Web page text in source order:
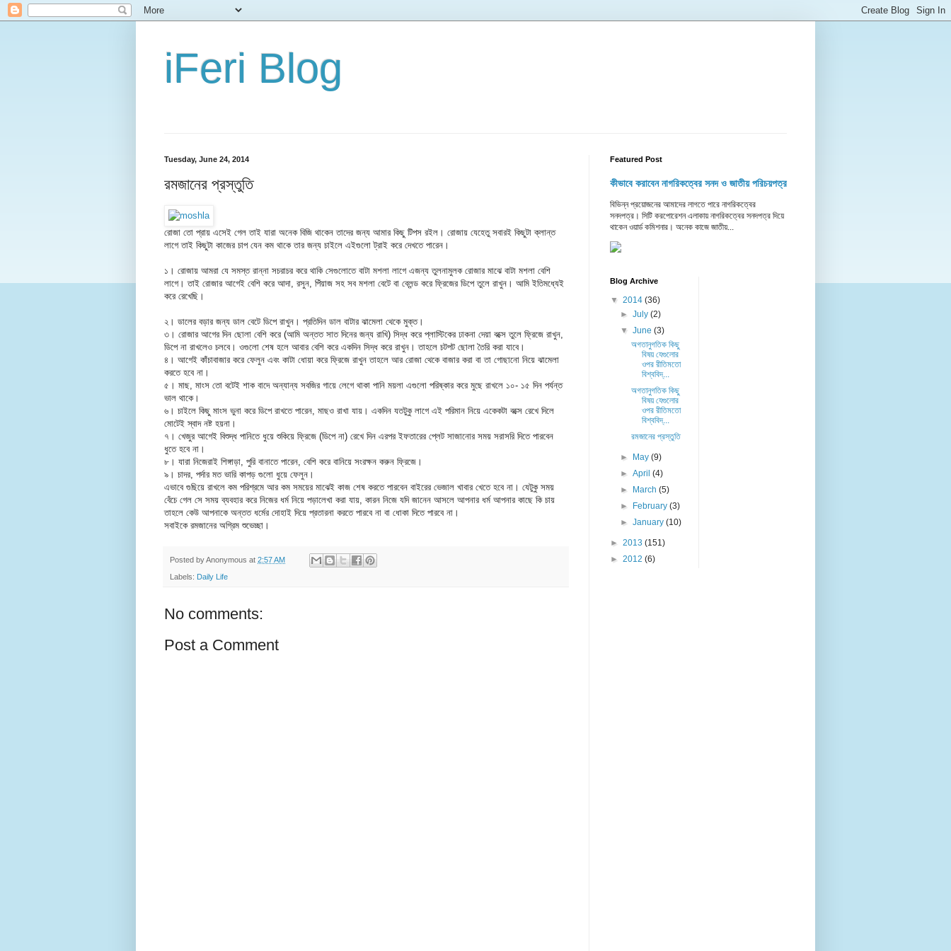
iFeri Blog
Tuesday, June 24, 2014
রমজানের প্রস্তুতি
রোজা তো প্রায় এসেই গেল তাই যারা অনেক বিজি থাকেন তাদের জন্য আমার কিছু টিপস রইল। রোজায় যেহেতু সবারই কিছুটা ক্লান্ত
লাগে তাই কিছুটা কাজের চাপ যেন কম থাকে তার জন্য চাইলে এইগুলো ট্রাই করে দেখতে পারেন।
১। রোজায় আমরা যে সমস্ত রান্না সচরাচর করে থাকি সেগুলোতে বাটা মশলা লাগে এজন্য তুলনামুলক রোজার মাঝে বাটা মশলা বেশি
লাগে। তাই রোজার আগেই বেশি করে আদা, রসুন, পিঁয়াজ সহ সব মশলা বেটে বা ব্লেন্ড করে ফ্রিজের ডিপে তুলে রাখুন। আমি ইতিমধ্যেই
করে রেখেছি।
২। ডালের বড়ার জন্য ডাল বেটে ডিপে রাখুন। প্রতিদিন ডাল বাটার ঝামেলা থেকে মুক্ত।
৩। রোজার আগের দিন ছোলা বেশি করে (আমি অন্তত সাত দিনের জন্য রাখি) সিদ্ধ করে প্লাস্টিকের ঢাকনা দেয়া বক্সে তুলে ফ্রিজে রাখুন,
ডিপে না রাখলেও চলবে। ওগুলো শেষ হলে আবার বেশি করে একদিন সিদ্ধ করে রাখুন। তাহলে চটপট ছোলা তৈরি করা যাবে।
৪। আগেই কাঁচাবাজার করে ফেলুন এবং কাটা ধোয়া করে ফ্রিজে রাখুন তাহলে আর রোজা থেকে বাজার করা বা তা গোছানো নিয়ে ঝামেলা
করতে হবে না।
৫। মাছ, মাংস তো বটেই শাক বাদে অন্যান্য সবজির গায়ে লেগে থাকা পানি ময়লা এগুলো পরিষ্কার করে মুছে রাখলে ১০- ১৫ দিন পর্যন্ত
ভাল থাকে।
৬। চাইলে কিছু মাংস ভুনা করে ডিপে রাখতে পারেন, মাছও রাখা যায়। একদিন যতটুকু লাগে এই পরিমান নিয়ে একেকটা বক্সে রেখে দিলে
মোটেই স্বাদ নষ্ট হয়না।
৭। খেজুর আগেই বিশুদ্ধ পানিতে ধুয়ে শুকিয়ে ফ্রিজে (ডিপে না) রেখে দিন এরপর ইফতারের প্লেট সাজানোর সময় সরাসরি দিতে পারবেন
ধুতে হবে না।
৮। যারা নিজেরাই শিঙ্গাড়া, পুরি বানাতে পারেন, বেশি করে বানিয়ে সংরক্ষন করুন ফ্রিজে।
৯। চাদর, পর্দার মত ভারি কাপড় গুলো ধুয়ে ফেলুন।
এভাবে গুছিয়ে রাখলে কম পরিশ্রমে আর কম সময়ের মাঝেই কাজ শেষ করতে পারবেন বাইরের ভেজাল খাবার খেতে হবে না। যেটুকু সময়
বেঁচে গেল সে সময় ব্যবহার করে নিজের ধর্ম নিয়ে পড়ালেখা করা যায়, কারন নিজে যদি জানেন আসলে আপনার ধর্ম আপনার কাছে কি চায়
তাহলে কেউ আপনাকে অন্তত ধর্মের দোহাই দিয়ে প্রতারনা করতে পারবে না বা ধোকা দিতে পারবে না।
সবাইকে রমজানের অগ্রিম শুভেচ্ছা।
Posted byAnonymous at 2:57 AM
Labels: Daily Life
No comments:
Post a Comment
Featured Post
কীভাবে করাবেন নাগরিকত্বের সনদ ও জাতীয় পরিচয়পত্র
বিভিন্ন প্রয়োজনের আমাদের লাগতে পারে নাগরিকত্বের
সনদপত্র। সিটি করপোরেশন এলাকায় নাগরিকত্বের সনদপত্র দিয়ে
থাকেন ওয়ার্ড কমিশনার। অনেক কাজে জাতীয়...
Blog Archive
▼ 2014 (36)
►July(2)
▼June(3)
অগতানুগতিক কিছু
বিষয় যেগুলোর
ওপর রীতিমতো
বিশ্ববিদ্...
অগতানুগতিক কিছু
বিষয় যেগুলোর
ওপর রীতিমতো
বিশ্ববিদ্...
রমজানের প্রস্তুতি
► May(9)
►April(4)
►
March(5)
►
February(3)
►January(10)
► 2013 (151)
► 2012 (6)